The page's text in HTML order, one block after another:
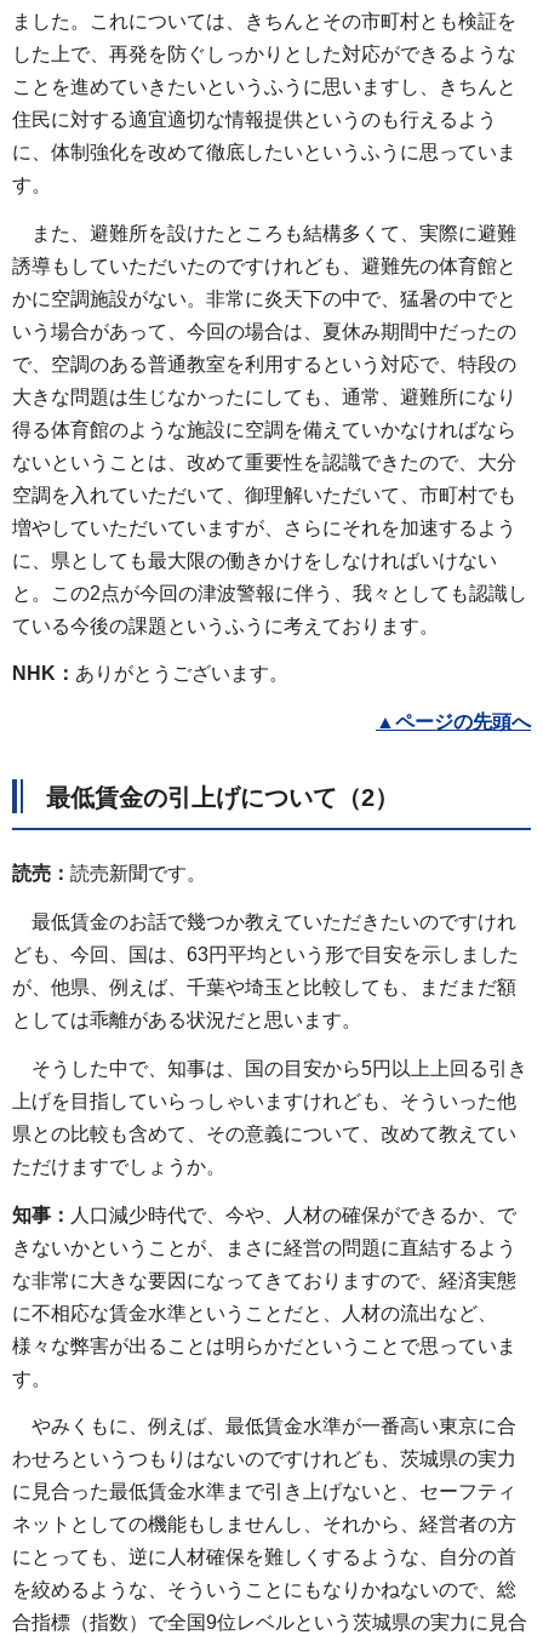
ました。これについては、きちんとその市町村とも検証を
した上で、再発を防ぐしっかりとした対応ができるような
ことを進めていきたいというふうに思いますし、きちんと
住民に対する適宜適切な情報提供というのも行えるよう
に、体制強化を改めて徹底したいというふうに思っていま
す。
また、避難所を設けたところも結構多くて、実際に避難
誘導もしていただいたのですけれども、避難先の体育館と
かに空調施設がない。非常に炎天下の中で、猛暑の中でと
いう場合があって、今回の場合は、夏休み期間中だったの
で、空調のある普通教室を利用するという対応で、特段の
大きな問題は生じなかったにしても、通常、避難所になり
得る体育館のような施設に空調を備えていかなければなら
ないということは、改めて重要性を認識できたので、大分
空調を入れていただいて、御理解いただいて、市町村でも
増やしていただいていますが、さらにそれを加速するよう
に、県としても最大限の働きかけをしなければいけない
と。この2点が今回の津波警報に伴う、我々としても認識し
ている今後の課題というふうに考えております。
NHK： ありがとうございます。
▲ ページの先頭へ
最低賃金の引上げについて（2）
読売： 読売新聞です。
最低賃金のお話で幾つか教えていただきたいのですけれ
ども、今回、国は、63円平均という形で目安を示しました
が、他県、例えば、千葉や埼玉と比較しても、まだまだ額
としては乖離がある状況だと思います。
そうした中で、知事は、国の目安から5円以上上回る引き
上げを目指していらっしゃいますけれども、そういった他
県との比較も含めて、その意義について、改めて教えてい
ただけますでしょうか。
知事： 人口減少時代で、今や、人材の確保ができるか、で
きないかということが、まさに経営の問題に直結するよう
な非常に大きな要因になってきておりますので、経済実態
に不相応な賃金水準ということだと、人材の流出など、
様々な弊害が出ることは明らかだということで思っていま
す。
やみくもに、例えば、最低賃金水準が一番高い東京に合
わせろというつもりはないのですけれども、茨城県の実力
に見合った最低賃金水準まで引き上げないと、セーフティ
ネットとしての機能もしませんし、それから、経営者の方
にとっても、逆に人材確保を難しくするような、自分の首
を絞めるような、そういうことにもなりかねないので、総
合指標（指数）で全国9位レベルという茨城県の実力に見合